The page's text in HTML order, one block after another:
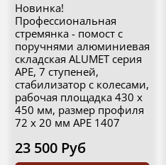
Новинка!
Профессиональная
стремянка - помост с
поручнями алюминиевая
складская ALUMET серия
APE, 7 ступеней,
стабилизатор с колесами,
рабочая площадка 430 х
450 мм, размер профиля
72 х 20 мм APE 1407
23 500 Руб